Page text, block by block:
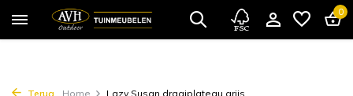
0
Terug Home Lazy Susan draaiplateau grijs ...